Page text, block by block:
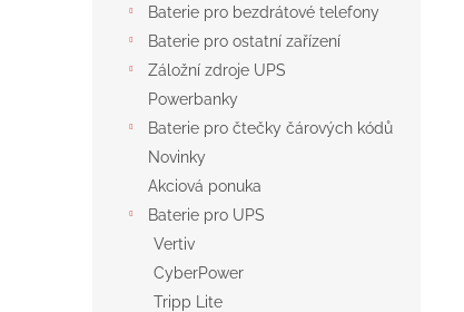
Baterie pro bezdrátové telefony
Baterie pro ostatní zařízení
Záložní zdroje UPS
Powerbanky
Baterie pro čtečky čárových kódů
Novinky
Akciová ponuka
Baterie pro UPS
Vertiv
CyberPower
Tripp Lite